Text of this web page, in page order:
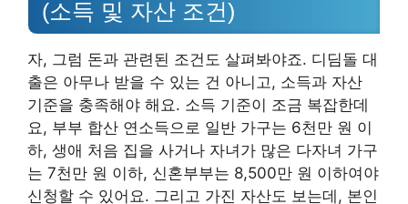
(소득 및 자산 조건)
자, 그럼 돈과 관련된 조건도 살펴봐야죠. 디딤돌 대
출은 아무나 받을 수 있는 건 아니고, 소득과 자산
기준을 충족해야 해요. 소득 기준이 조금 복잡한데
요, 부부 합산 연소득으로 일반 가구는 6천만 원 이
하, 생애 처음 집을 사거나 자녀가 많은 다자녀 가구
는 7천만 원 이하, 신혼부부는 8,500만 원 이하여야
신청할 수 있어요. 그리고 가진 자산도 보는데, 본인